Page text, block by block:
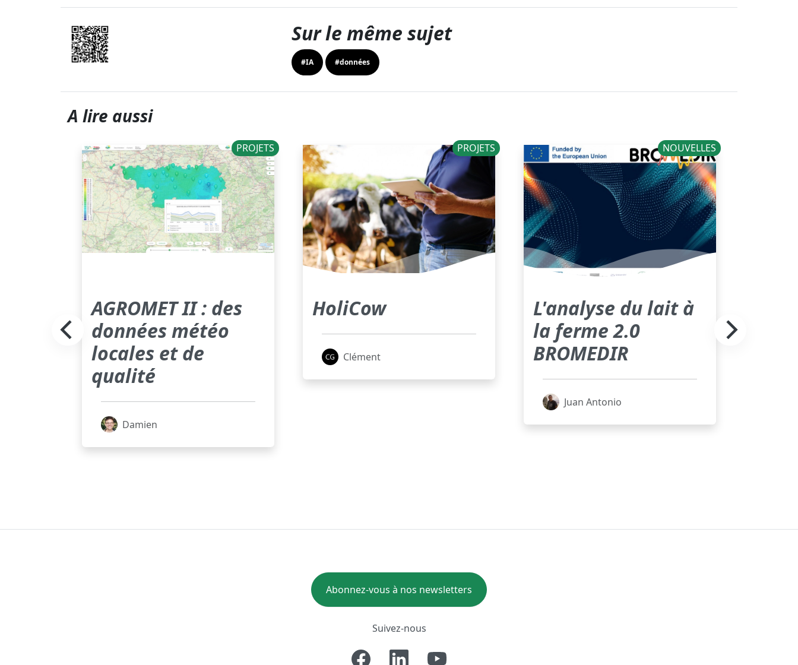
Sur le même sujet
#IA #données
A lire aussi
PROJETS
AGROMET II : des
données météo
locales et de
qualité
Damien
PROJETS
HoliCow
Clément
NOUVELLES
L'analyse du lait à
la ferme 2.0
BROMEDIR
Juan Antonio
Abonnez-vous à nos newsletters
Suivez-nous